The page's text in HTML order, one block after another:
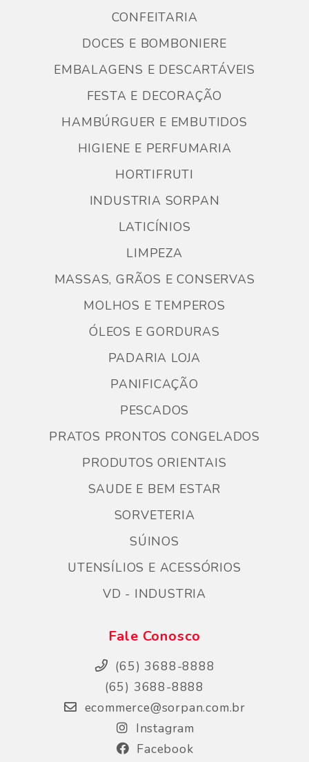
CONFEITARIA
DOCES E BOMBONIERE
EMBALAGENS E DESCARTÁVEIS
FESTA E DECORAÇÃO
HAMBÚRGUER E EMBUTIDOS
HIGIENE E PERFUMARIA
HORTIFRUTI
INDUSTRIA SORPAN
LATICÍNIOS
LIMPEZA
MASSAS, GRÃOS E CONSERVAS
MOLHOS E TEMPEROS
ÓLEOS E GORDURAS
PADARIA LOJA
PANIFICAÇÃO
PESCADOS
PRATOS PRONTOS CONGELADOS
PRODUTOS ORIENTAIS
SAUDE E BEM ESTAR
SORVETERIA
SÚINOS
UTENSÍLIOS E ACESSÓRIOS
VD - INDUSTRIA
Fale Conosco
(65) 3688-8888
(65) 3688-8888
ecommerce@sorpan.com.br
Instagram
Facebook